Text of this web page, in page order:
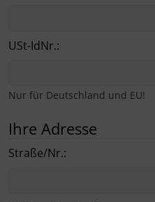
USt-IdNr.:
Nur für Deutschland und EU!
Ihre Adresse
Straße/Nr.: